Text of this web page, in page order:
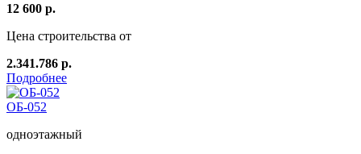
12 600 р.
Цена строительства от
2.341.786 р.
Подробнее
ОБ-052
одноэтажный